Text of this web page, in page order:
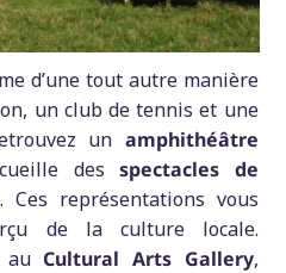
d’une tout autre manière
un club de tennis et une
un amphithéâtre
desspectacles de
. Ces représentations vous
de la culture locale.
au Cultural Arts Gallery,